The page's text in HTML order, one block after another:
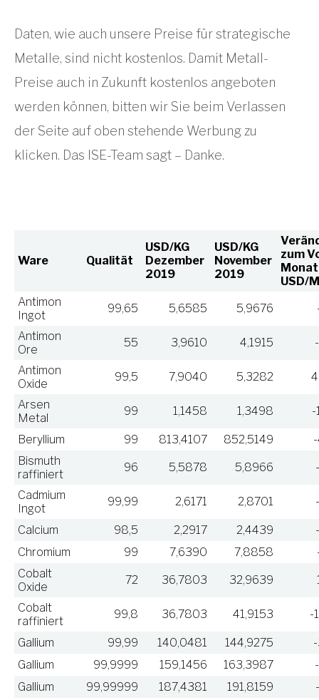
Daten, wie auch unsere Preise für strategische
Metalle, sind nicht kostenlos. Damit Metall-
Preise auch in Zukunft kostenlos angeboten
werden können, bitten wir Sie beim Verlassen
der Seite auf oben stehende Werbung zu
klicken. Das ISE-Team sagt – Danke.
Ware Qualität
USD/KG
Dezember
2019
USD/KG
November
2019
zum
Monat
USD/
Antimon
Ingot
99,65 5,6585 5,9676
Antimon
Ore
55 3,9610 4,1915
Antimon
Oxide
99,5 7,9040 5,3282
Arsen
Metal
99 1,1458 1,3498 -
Beryllium 99 813,4107 852,5149
Bismuth
raffiniert
96 5,5878 5,8966
Cadmium
Ingot
99,99 2,6171 2,8701
Calcium 98,5 2,2917 2,4439
Chromium
99 7,6390 7,8858
Cobalt
Oxide
72 36,7803 32,9639
Cobalt
raffiniert
99,8 36,7803 41,9153 -
Gallium 99,99 140,0481 144,9275
Gallium
99,9999 159,1456 163,3987
Gallium
99,99999 187,4381 191,8159